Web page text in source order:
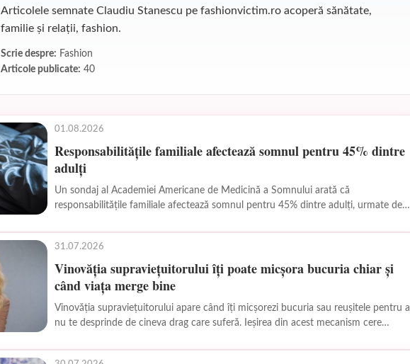
Articolele semnate Claudiu Stanescu pe fashionvictim.ro acoperă sănătate,
familie și relații, fashion.
Scrie despre: Fashion
Articole publicate: 40
01.08.2026
Responsabilitățile familiale afectează somnul pentru 45% dintre
adulți
Un sondaj al Academiei Americane de Medicină a Somnului arată că
responsabilitățile familiale afectează somnul pentru 45% dintre adulți, urmate de
31.07.2026
Vinovăția supraviețuitorului îți poate micșora bucuria chiar și
când viața merge bine
Vinovăția supraviețuitorului apare când îți micșorezi bucuria sau reușitele pentru a
nu te desprinde de cineva drag care suferă. Ieșirea din acest mecanism cere